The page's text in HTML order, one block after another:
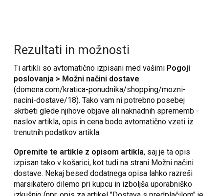
Rezultati in možnosti
Ti artikli so avtomatično izpisani med vašimi Pogoji
poslovanja > Možni načini dostave
(domena.com/kratica-ponudnika/shopping/mozni-
nacini-dostave/18). Tako vam ni potrebno posebej
skrbeti glede njihove objave ali naknadnih sprememb -
naslov artikla, opis in cena bodo avtomatično vzeti iz
trenutnih podatkov artikla.
Opremite te artikle z opisom artikla, saj je ta opis
izpisan tako v košarici, kot tudi na strani Možni načini
dostave. Nekaj besed dodatnega opisa lahko razreši
marsikatero dilemo pri kupcu in izboljša uporabniško